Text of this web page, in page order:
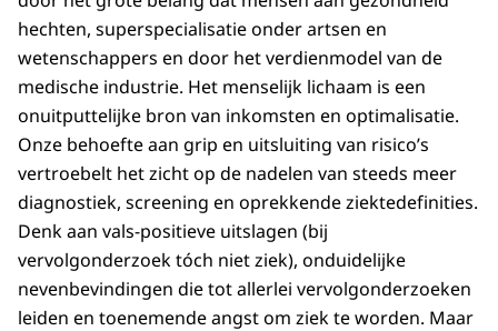
hechten, superspecialisatie onder artsen en
wetenschappers en door het verdienmodel van de
medische industrie. Het menselijk lichaam is een
onuitputtelijke bron van inkomsten en optimalisatie.
Onze behoefte aan grip en uitsluiting van risico’s
vertroebelt het zicht op de nadelen van steeds meer
diagnostiek, screening en oprekkende ziektedefinities.
Denk aan vals-positieve uitslagen (bij
vervolgonderzoek tóch niet ziek), onduidelijke
nevenbevindingen die tot allerlei vervolgonderzoeken
leiden en toenemende angst om ziek te worden. Maar